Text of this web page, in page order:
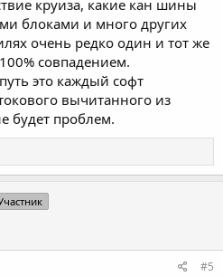
круиза, какие кан шины
блоками и много других
очень редко один и тот же
совпадением.
это каждый софт
вычитанного из
будет проблем.
#5